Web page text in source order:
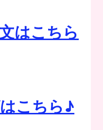
はこちら
こちら♪